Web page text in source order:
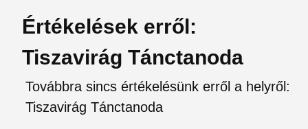
Értékelések erről:
Tiszavirág Tánctanoda
Továbbra sincs értékelésünk erről a helyről:
Tiszavirág Tánctanoda